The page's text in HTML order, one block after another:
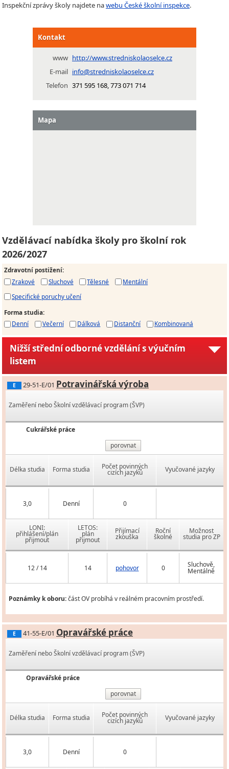
Inspekční zprávy školy najdete nawebu České školní inspekce.
Kontakt
www http://www.stredniskolaoselce.cz
E-mail info@stredniskolaoselce.cz
Telefon 371 595 168, 773 071 714
Mapa
Vzdělávací nabídka školy pro školní rok
2026/2027
Zdravotní postižení:
Zrakové
Sluchové Tělesné
Mentální
Specifické poruchy učení
Forma studia:
Denní
Večerní Dálková Distanční Kombinovaná
Nižší střední odborné vzdělání s výučním
listem
E 29-51-E/01 Potravinářská výroba
Zaměření nebo Školní vzdělávací program (ŠVP)
Cukrářské práce
porovnat
Délka studia Forma studia Počet povinných
cizích jazyků Vyučované jazyky
3,0 Denní 0
LONI:
přihlášení/plán
přijmout
LETOS:
plán
přijmout
Přijímací
zkouška
Roční
školné
Možnost
studia pro ZP
12 / 14 14 pohovor 0 Sluchově,
Mentálně
Poznámky k oboru:část OV probíhá v reálném pracovním prostředí.
E 41-55-E/01 Opravářské práce
Zaměření nebo Školní vzdělávací program (ŠVP)
Opravářské práce
porovnat
Délka studia Forma studia Počet povinných
cizích jazyků Vyučované jazyky
3,0 Denní 0